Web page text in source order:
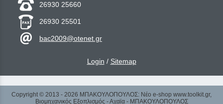
26930 25660
26930 25501
bac2009@otenet.gr
Login / Sitemap
Copyright © 2013 - 2026 ΜΠΑΚΟΥΛΟΠΟΥΛΟΣ: Νέο e-shop www.toolkit.gr,
Βιομηχανικός Εξοπλισμός - Αχαϊα - ΜΠΑΚΟΥΛΟΠΟΥΛΟΣ